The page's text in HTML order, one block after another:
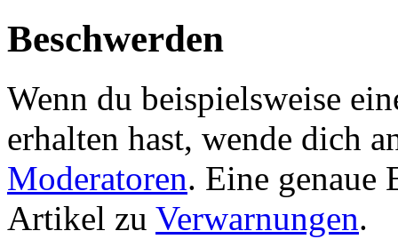
Beschwerden
Wenn du beispielsweise
erhalten hast, wende dich
Moderatoren. Eine genaue
Artikel zu Verwarnungen.